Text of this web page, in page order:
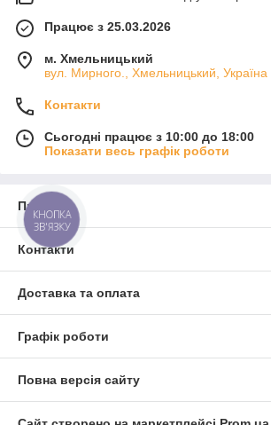
Працює з 25.03.2026
м. Хмельницький
вул. Мирного., Хмельницький, Україна
Контакти
Сьогодні працює з 10:00 до 18:00
Показати весь графік роботи
Про нас
Контакти
Доставка та оплата
Графік роботи
Повна версія сайту
КНОПКА
ЗВ'ЯЗКУ